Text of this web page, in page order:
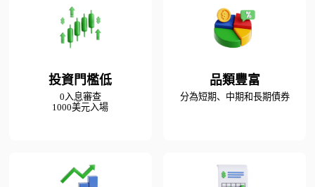
投資門檻低
0入息審查
1000美元入場
品類豐富
分為短期、中期和長期債券